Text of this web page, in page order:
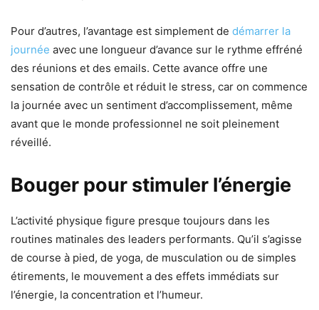
Pour d’autres, l’avantage est simplement de démarrer la
journée avec une longueur d’avance sur le rythme effréné
des réunions et des emails. Cette avance offre une
sensation de contrôle et réduit le stress, car on commence
la journée avec un sentiment d’accomplissement, même
avant que le monde professionnel ne soit pleinement
réveillé.
Bouger pour stimuler l’énergie
L’activité physique figure presque toujours dans les
routines matinales des leaders performants. Qu’il s’agisse
de course à pied, de yoga, de musculation ou de simples
étirements, le mouvement a des effets immédiats sur
l’énergie, la concentration et l’humeur.